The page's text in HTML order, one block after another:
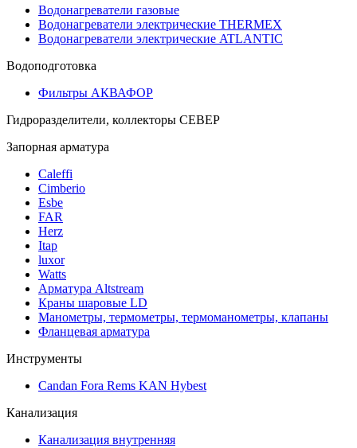
Водонагреватели газовые
Водонагреватели электрические THERMEX
Водонагреватели электрические ATLANTIC
Водоподготовка
Фильтры АКВАФОР
Гидроразделители, коллекторы СЕВЕР
Запорная арматура
Caleffi
Cimberio
Esbe
FAR
Herz
Itap
luxor
Watts
Арматура Altstream
Краны шаровые LD
Манометры, термометры, термоманометры, клапаны
Фланцевая арматура
Инструменты
Candan Fora Rems KAN Hybest
Канализация
Канализация внутренняя